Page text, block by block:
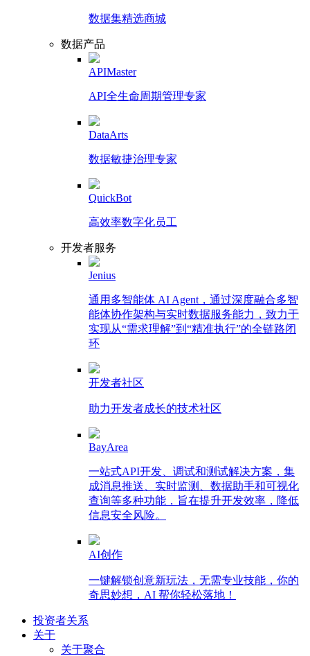
数据集精选商城
数据产品
APIMaster
API全生命周期管理专家
DataArts
数据敏捷治理专家
QuickBot
高效率数字化员工
开发者服务
Jenius
通用多智能体 AI Agent，通过深度融合多智
能体协作架构与实时数据服务能力，致力于
实现从“需求理解”到“精准执行”的全链路闭
环
开发者社区
助力开发者成长的技术社区
BayArea
一站式API开发、调试和测试解决方案，集
成消息推送、实时监测、数据助手和可视化
查询等多种功能，旨在提升开发效率，降低
信息安全风险。
AI创作
一键解锁创意新玩法，无需专业技能，你的
奇思妙想，AI 帮你轻松落地！
投资者关系
关于
关于聚合